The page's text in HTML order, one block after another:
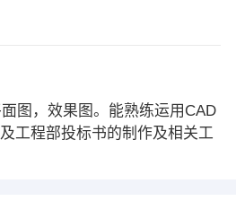
图，效果图。能熟练运用CAD
工程部投标书的制作及相关工